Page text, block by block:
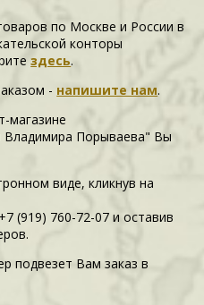
по Москве и России в
конторы
здесь.
- напишите нам.
магазине
Владимира Порываева" Вы
виде, кликнув на
(919) 760-72-07 и оставив
подвезет Вам заказ в